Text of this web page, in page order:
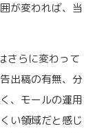
が変われば、当
さらに変わって
出稿の有無、分
、モールの運用
い領域だと感じ